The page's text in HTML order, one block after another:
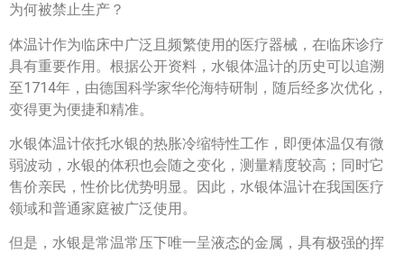
为何被禁止生产？
体温计作为临床中广泛且频繁使用的医疗器械，在临床诊疗
具有重要作用。根据公开资料，水银体温计的历史可以追溯
至1714年，由德国科学家华伦海特研制，随后经多次优化，
变得更为便捷和精准。
水银体温计依托水银的热胀冷缩特性工作，即便体温仅有微
弱波动，水银的体积也会随之变化，测量精度较高；同时它
售价亲民，性价比优势明显。因此，水银体温计在我国医疗
领域和普通家庭被广泛使用。
但是，水银是常温常压下唯一呈液态的金属，具有极强的挥